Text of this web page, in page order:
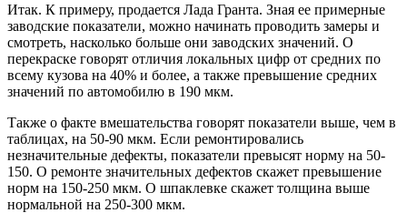
Итак. К примеру, продается Лада Гранта. Зная ее примерные
заводские показатели, можно начинать проводить замеры и
смотреть, насколько больше они заводских значений. О
перекраске говорят отличия локальных цифр от средних по
всему кузова на 40% и более, а также превышение средних
значений по автомобилю в 190 мкм.
Также о факте вмешательства говорят показатели выше, чем в
таблицах, на 50-90 мкм. Если ремонтировались
незначительные дефекты, показатели превысят норму на 50-
150. О ремонте значительных дефектов скажет превышение
норм на 150-250 мкм. О шпаклевке скажет толщина выше
нормальной на 250-300 мкм.